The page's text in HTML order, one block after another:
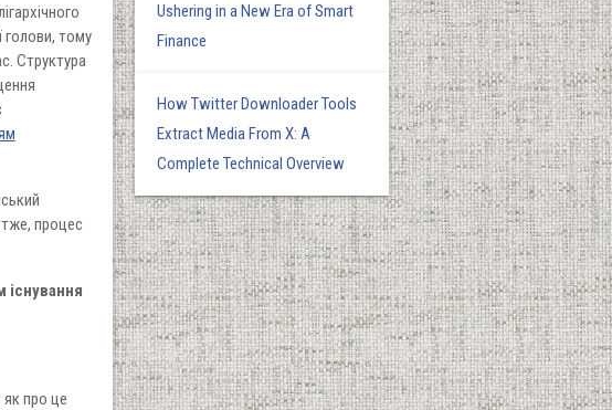
голови, тому
Структура
процес
існування
як про це
Ushering in a New Era of Smart
Finance
How Twitter Downloader Tools
Extract Media From X: A
Complete Technical Overview